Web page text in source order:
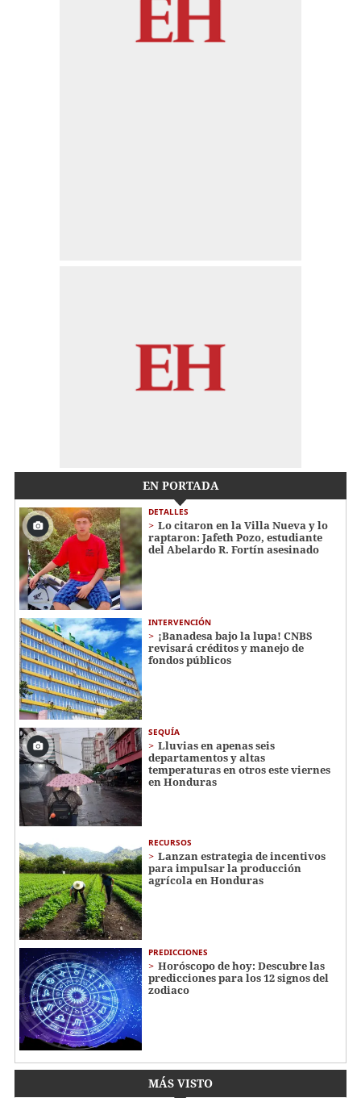
EN PORTADA
DETALLES
Lo citaron en la Villa Nueva y lo
raptaron: Jafeth Pozo, estudiante
del Abelardo R. Fortín asesinado
INTERVENCIÓN
¡Banadesa bajo la lupa! CNBS
revisará créditos y manejo de
fondos públicos
SEQUÍA
Lluvias en apenas seis
departamentos y altas
temperaturas en otros este viernes
en Honduras
RECURSOS
Lanzan estrategia de incentivos
para impulsar la producción
agrícola en Honduras
PREDICCIONES
Horóscopo de hoy: Descubre las
predicciones para los 12 signos del
zodiaco
MÁS VISTO